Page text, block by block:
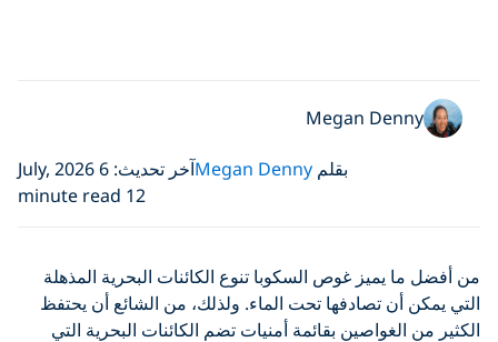
Megan Denny
بقلم Megan Dennyآخر تحديث: 6 July, 2026
12 minute read
من أفضل ما يميز غوص السكوبا تنوع الكائنات البحرية المذهلة
التي يمكن أن تصادفها تحت الماء. ولذلك، من الشائع أن يحتفظ
الكثير من الغواصين بقائمة أمنيات تضم الكائنات البحرية التي